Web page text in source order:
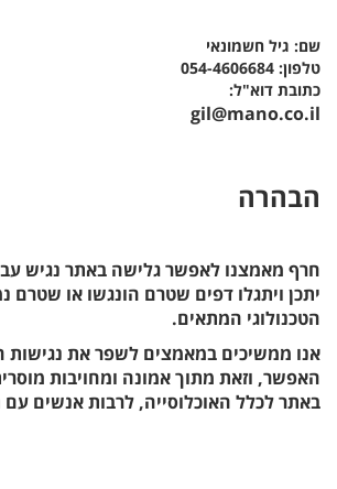
שם: גיל חשמונאי
טלפון: 054-4606684
כתובת דוא"ל:
gil@mano.co.il
הבהרה
חרף מאמצנו לאפשר גלישה באתר נגיש
יתכן ויתגלו דפים שטרם הונגשו או שטרם
הטכנולוגי המתאים.
אנו ממשיכים במאמצים לשפר את נגישות
האפשר, וזאת מתוך אמונה ומחויבות
באתר לכלל האוכלוסייה, לרבות אנשים עם